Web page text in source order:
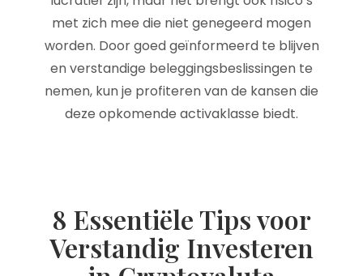
met zich mee die niet genegeerd mogen
worden. Door goed geïnformeerd te blijven
en verstandige beleggingsbeslissingen te
nemen, kun je profiteren van de kansen die
deze opkomende activaklasse biedt.
8 Essentiële Tips voor
Verstandig Investeren